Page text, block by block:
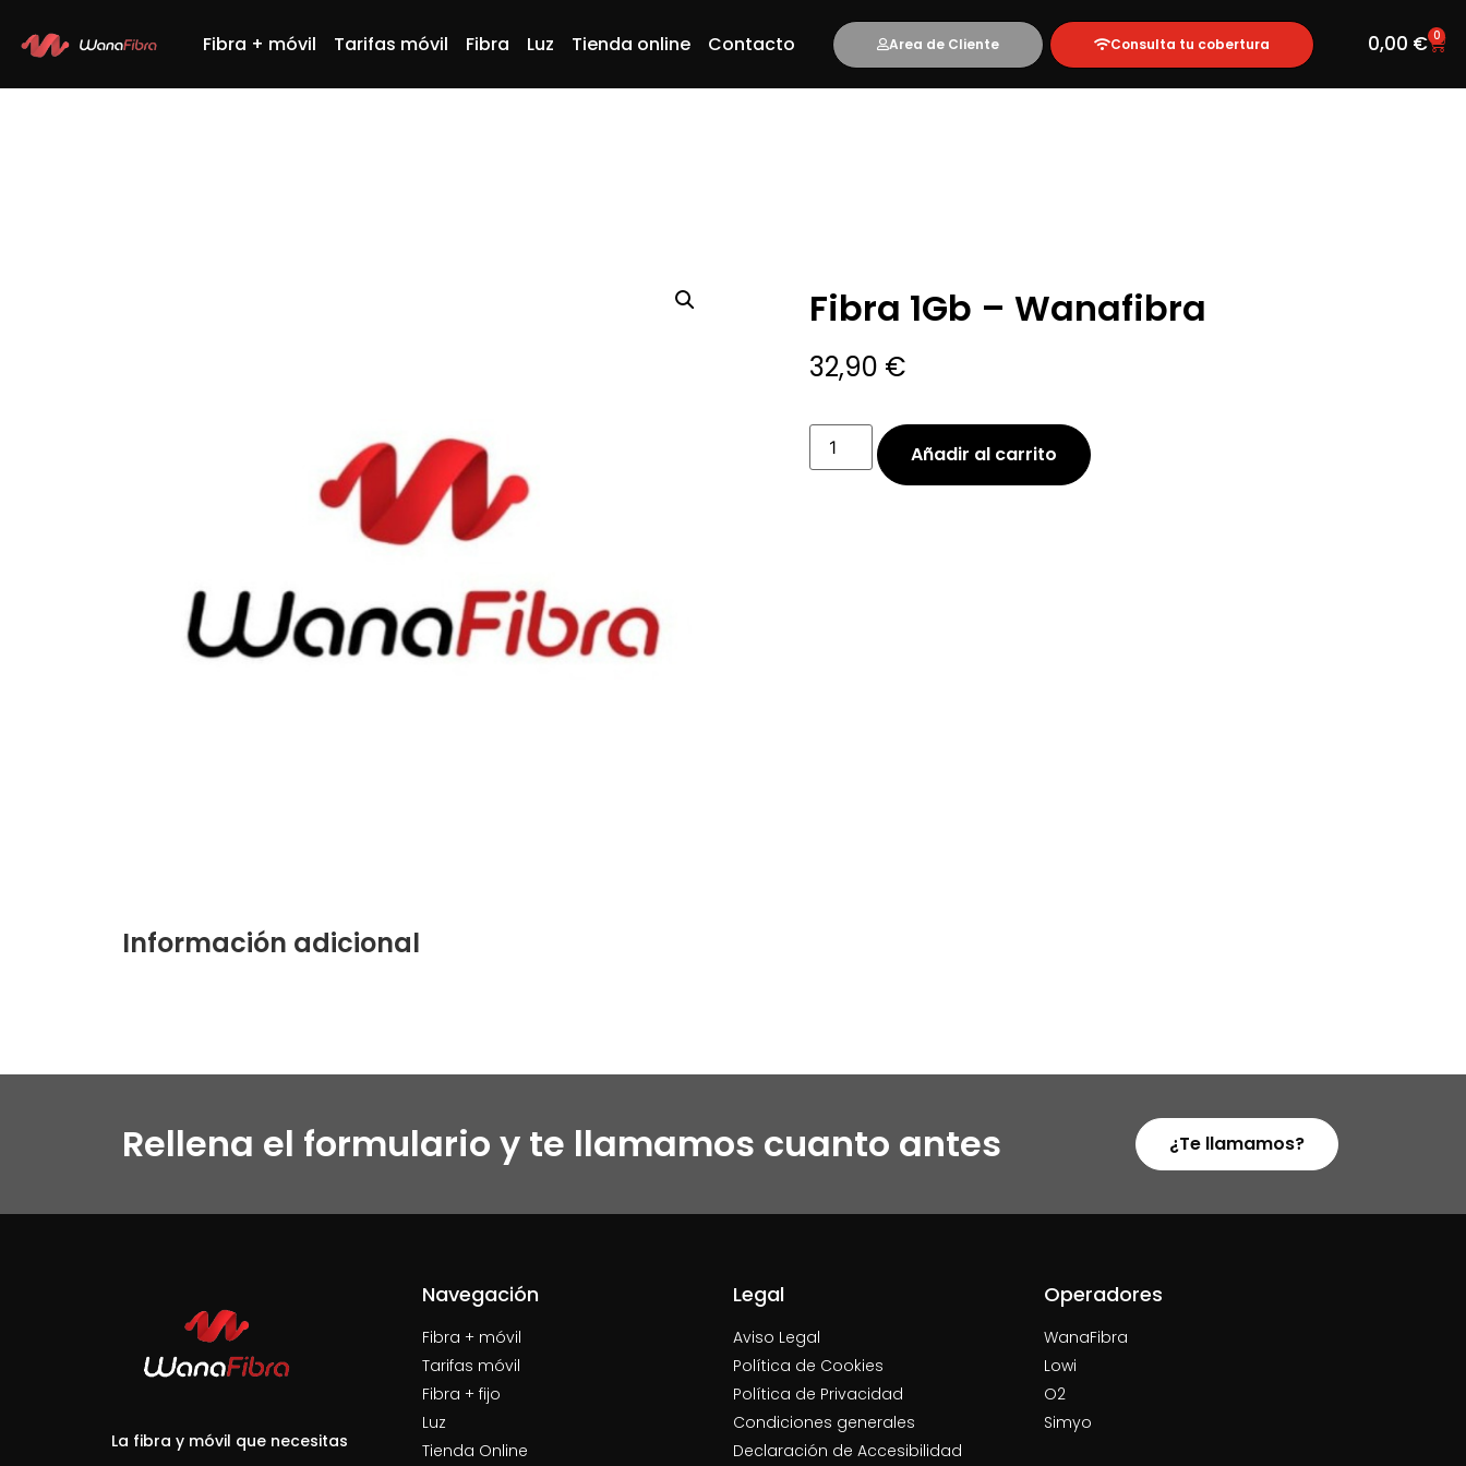
Fibra + móvil Tarifas móvil Fibra Luz Tienda online Contacto Area de Cliente Consulta tu cobertura 0,00 € 0
Fibra 1Gb – Wanafibra
32,90 €
Añadir al carrito
Información adicional
Rellena el formulario y te llamamos cuanto antes ¿Te llamamos?
La fibra y móvil que necesitas
Navegación
Fibra + móvil
Tarifas móvil
Fibra + fijo
Luz
Tienda Online
Legal
Aviso Legal
Política de Cookies
Política de Privacidad
Condiciones generales
Declaración de Accesibilidad
Operadores
WanaFibra
Lowi
O2
Simyo